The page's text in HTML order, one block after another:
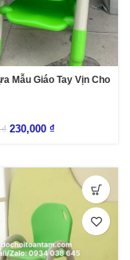
Mẫu Giáo Tay Vịn Cho
₫ 230,000 ₫